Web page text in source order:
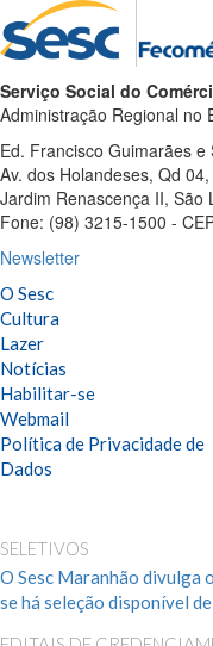
Serviço Social do
Administração Regional no
Ed. Francisco Guimarães e
Av. dos Holandeses, Qd 04,
Jardim Renascença II, São
Fone: (98) 3215-1500 -
Newsletter
O Sesc
Cultura
Lazer
Notícias
Habilitar-se
Webmail
Política de Privacidade de
Dados
SELETIVOS
O Sesc Maranhão divulga
se há seleção disponível